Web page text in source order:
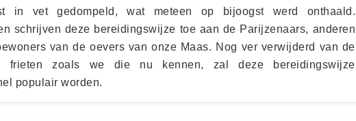
in vet gedompeld, wat meteen op bijoogst werd onthaald.
schrijven deze bereidingswijze toe aan de Parijzenaars, anderen
van de oevers van onze Maas. Nog ver verwijderd van de
frieten zoals we die nu kennen, zal deze bereidingswijze
populair worden.